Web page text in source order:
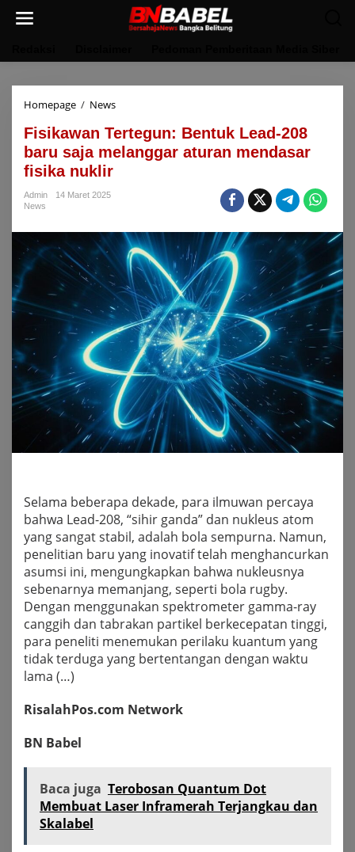
Homepage / NewsFisikawan
Bentuk
Lead-
208
mendasar
fisika
nuklir
Fisikawan Tertegun: Bentuk Lead-208
baru saja melanggar aturan mendasar
fisika nuklir
Admin
14 Maret 2025
News
Selama beberapa dekade, para ilmuwan percaya
bahwa Lead-208, “sihir ganda” dan nukleus atom
yang sangat stabil, adalah bola sempurna. Namun,
penelitian baru yang inovatif telah menghancurkan
asumsi ini, mengungkapkan bahwa nukleusnya
sebenarnya memanjang, seperti bola rugby.
Dengan menggunakan spektrometer gamma-ray
canggih dan tabrakan partikel berkecepatan tinggi,
para peneliti menemukan perilaku kuantum yang
tidak terduga yang bertentangan dengan waktu
lama (…)
RisalahPos.com Network
BN Babel
Baca juga Terobosan Quantum Dot
Membuat Laser Inframerah Terjangkau dan
Skalabel